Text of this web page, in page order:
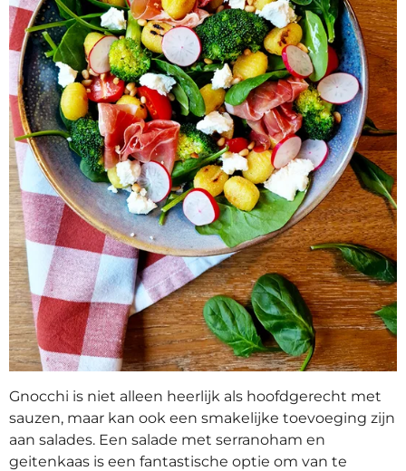
Gnocchi is niet alleen heerlijk als hoofdgerecht met
sauzen, maar kan ook een smakelijke toevoeging zijn
aan salades. Een salade met serranoham en
geitenkaas is een fantastische optie om van te